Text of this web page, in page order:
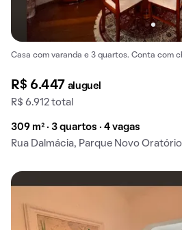
Casa com varanda e 3 quartos. Conta com
R$ 6.447 aluguel
R$ 6.912 total
309 m² · 3 quartos · 4 vagas
Rua Dalmácia, Parque Novo